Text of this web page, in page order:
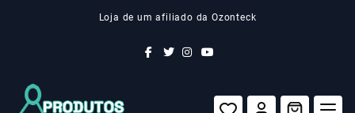
Loja de um afiliado da Ozonteck